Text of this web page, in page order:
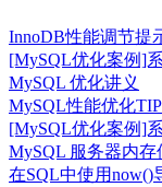
InnoDB性能调节提
[MySQL优化案例]
MySQL 优化讲义
MySQL性能优化
[MySQL优化案例]
MySQL 服务器内存
在SQL中使用now()